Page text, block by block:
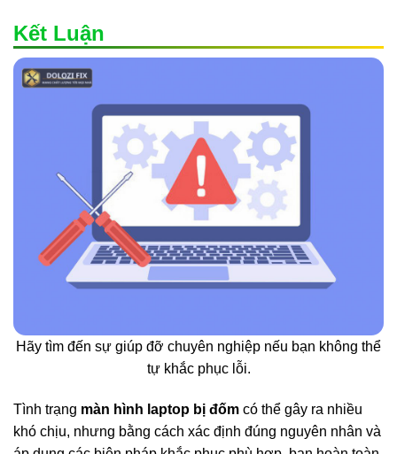
Kết Luận
Hãy tìm đến sự giúp đỡ chuyên nghiệp nếu bạn không thể
tự khắc phục lỗi.
Tình trạng màn hình laptop bị đốm có thể gây ra nhiều
khó chịu, nhưng bằng cách xác định đúng nguyên nhân và